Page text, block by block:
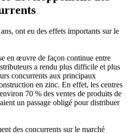
ont eu des effets importants sur le
en œuvre de façon continue entre
a rendu plus difficile et plus
concurrents aux principaux
en zinc. En effet, les centres
70 % des ventes de produits de
un passage obligé pour distribuer
des concurrents sur le marché